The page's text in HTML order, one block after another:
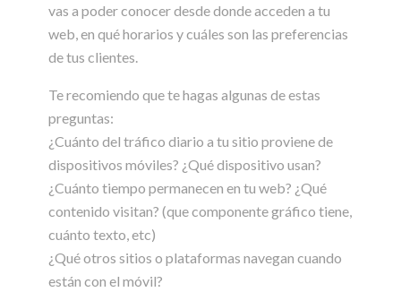
vas a poder conocer desde donde acceden a tu
web, en qué horarios y cuáles son las preferencias
de tus clientes.
Te recomiendo que te hagas algunas de estas
preguntas:
¿Cuánto del tráfico diario a tu sitio proviene de
dispositivos móviles? ¿Qué dispositivo usan?
¿Cuánto tiempo permanecen en tu web? ¿Qué
contenido visitan? (que componente gráfico tiene,
cuánto texto, etc)
¿Qué otros sitios o plataformas navegan cuando
están con el móvil?